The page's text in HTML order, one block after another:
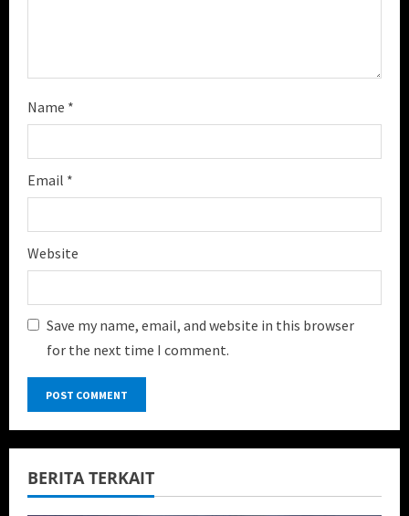
Name *
Email *
Website
Save my name, email, and website in this browser
for the next time I comment.
BERITA TERKAIT